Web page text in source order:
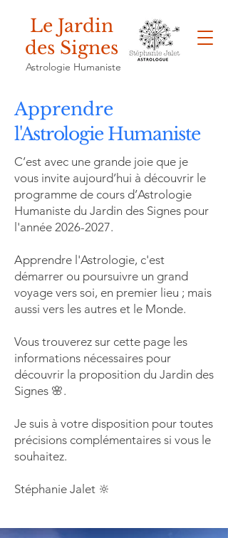
Le Jardin
des Signes
Astrologie Humaniste
Apprendre
l'Astrologie Humaniste
C’est avec une grande joie que je
vous invite aujourd’hui à découvrir le
programme de cours d’Astrologie
Humaniste du Jardin des Signes pour
l'année 2026-2027.
Apprendre l'Astrologie, c'est
démarrer ou poursuivre un grand
voyage vers soi, en premier lieu ; mais
aussi vers les autres et le Monde.
Vous trouverez sur cette page les
informations nécessaires pour
découvrir la proposition du Jardin des
Signes 🌸.
Je suis à votre disposition pour toutes
précisions complémentaires si vous le
souhaitez.
Stéphanie Jalet 🔆